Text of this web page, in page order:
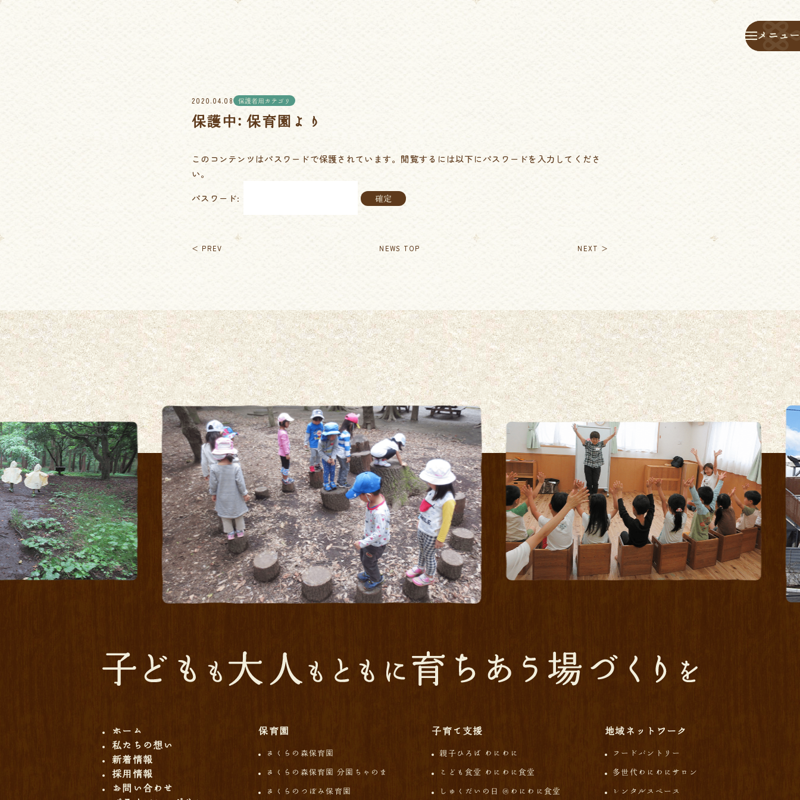
メニュー
メニュー
2020.04.08 保護者用カテゴリ
保護中: 保育園より
このコンテンツはパスワードで保護されています。閲覧するには以下にパスワードを入力してくださ
い。
パスワード:
＜ PREV NEWS TOP NEXT ＞
ホーム
私たちの想い
新着情報
採用情報
お問い合わせ
保育園
さくらの森保育園
さくらの森保育園 分園ちゃのま
さくらのつぼみ保育園
子育て支援
親子ひろば わにわに
こども食堂 わにわに食堂
しゅくだいの日 ＠わにわに食堂
地域ネットワーク
フードパントリー
多世代わにわにサロン
レンタルスペース